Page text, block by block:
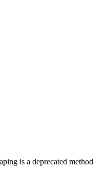
is a deprecated method